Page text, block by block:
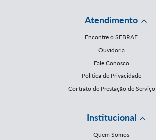
Atendimento
Encontre o SEBRAE
Ouvidoria
Fale Conosco
Política de Privacidade
Contrato de Prestação de Serviço
Institucional
Quem Somos